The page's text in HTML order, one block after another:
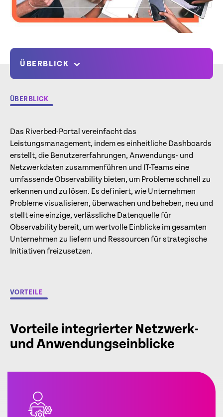
ÜBERBLICK
ÜBERBLICK
Das Riverbed-Portal vereinfacht das
Leistungsmanagement, indem es einheitliche Dashboards
erstellt, die Benutzererfahrungen, Anwendungs- und
Netzwerkdaten zusammenführen und IT-Teams eine
umfassende Observability bieten, um Probleme schnell zu
erkennen und zu lösen. Es definiert, wie Unternehmen
Probleme visualisieren, überwachen und beheben, neu und
stellt eine einzige, verlässliche Datenquelle für
Observability bereit, um wertvolle Einblicke im gesamten
Unternehmen zu liefern und Ressourcen für strategische
Initiativen freizusetzen.
VORTEILE
Vorteile integrierter Netzwerk-
und Anwendungseinblicke